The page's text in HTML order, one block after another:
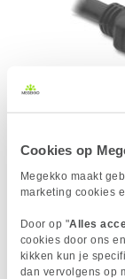
Cookies op
Megekko maakt
marketing cookies
Door op "Alles
cookies door ons
kikken kun je
dan vervolgens op
DELOCK
HIGH SPEED
Het product dat
Wij doen ons
mogelijk
moment bij geen